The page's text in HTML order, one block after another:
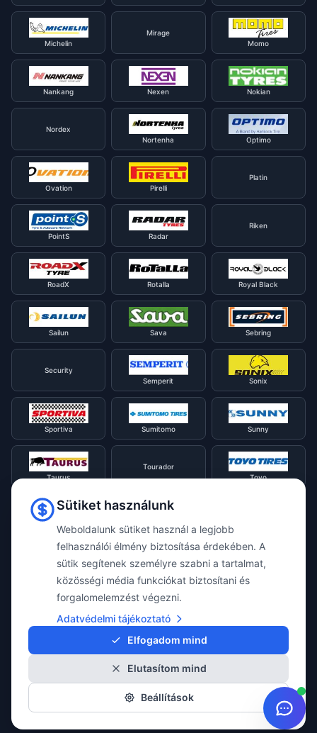
Michelin
Mirage
Momo
Nankang Nexen Nokian
Nordex
Nortenha
Optimo
Ovation Pirelli
Platin
PointS Radar
Riken
RoadX Rotalla Royal Black
Sailun Sava Sebring
Security
Semperit
Sonix
Sportiva Sumitomo Sunny
Taurus
Tourador
Toyo
Tracmax
Triangle
Viking Voyager
Vredestein
© 2026 Taylor Webshop. Minden jog fenntartva.
Sütiket használunk
Weboldalunk sütiket használ a legjobb
felhasználói élmény biztosítása érdekében. A
sütik segítenek személyre szabni a tartalmat,
közösségi média funkciókat biztosítani és
forgalomelemzést végezni.
Adatvédelmi tájékoztató
Elfogadom mind
Elutasítom mind
Beállítások